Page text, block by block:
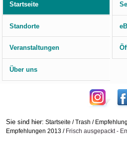
Startseite
Standorte
Veranstaltungen
Über uns
Sie sind hier: Startseite /Trash /
Empfehlungen 2013 / Frisch ausgepackt -